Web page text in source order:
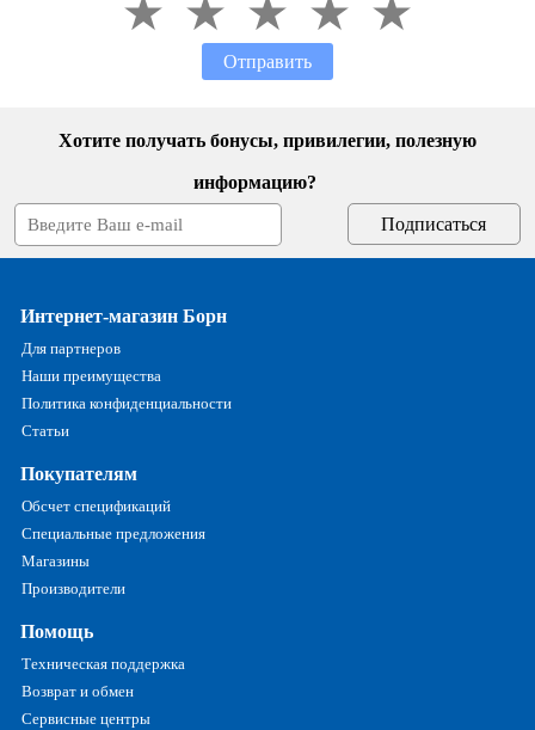
Отправить
Хотите получать бонусы, привилегии, полезную
информацию?
Интернет-магазин Борн
Для партнеров
Наши преимущества
Политика конфиденциальности
Статьи
Покупателям
Обсчет спецификаций
Специальные предложения
Магазины
Производители
Помощь
Техническая поддержка
Возврат и обмен
Сервисные центры